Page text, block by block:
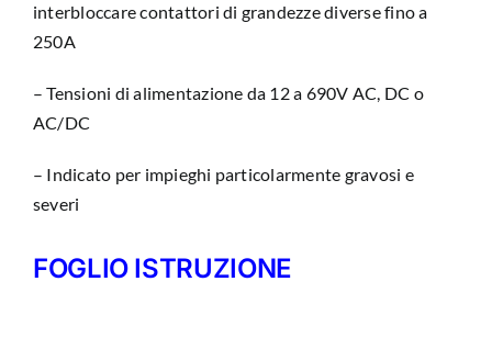
interbloccare contattori di grandezze diverse fino a
250A
– Tensioni di alimentazione da 12 a 690V AC, DC o
AC/DC
– Indicato per impieghi particolarmente gravosi e
severi
FOGLIO ISTRUZIONE